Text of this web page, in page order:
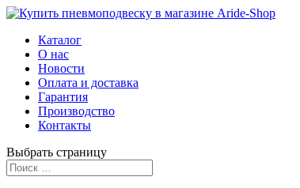
Каталог
О нас
Новости
Оплата и доставка
Гарантия
Производство
Контакты
Выбрать страницу